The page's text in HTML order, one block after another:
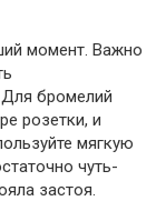
момент. Важно
бромелий
розетки, и
мягкую
чуть-
застоя.